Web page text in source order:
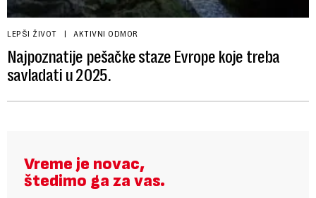
LEPŠI ŽIVOT AKTIVNI ODMOR
Najpoznatije pešačke staze Evrope koje treba
savladati u 2025.
Vreme je novac,
štedimo ga za vas.